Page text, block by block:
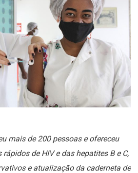
mais de 200 pessoas e ofereceu
de HIV e das hepatites B e C,
e atualização da caderneta de